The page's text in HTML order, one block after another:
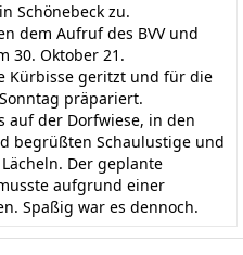
Schönebeck zu.
dem Aufruf des BVV und
30. Oktober 21.
Kürbisse geritzt und für die
präpariert.
auf der Dorfwiese, in den
begrüßten Schaulustige und
Der geplante
aufgrund einer
Spaßig war es dennoch.